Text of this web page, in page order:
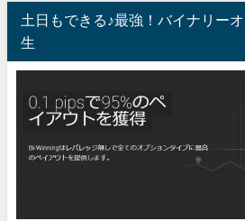
土日もできる♪最強！バイナリー
生